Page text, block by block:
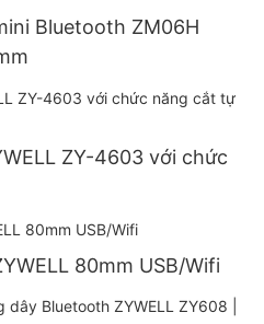
Bluetooth ZM06H
ZY-4603 với chức
80mm USB/Wifi